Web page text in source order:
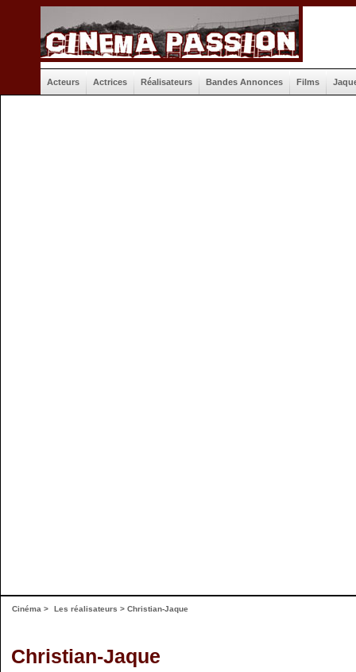
Acteurs Actrices Réalisateurs Bandes Annonces Films
Cinéma > Les réalisateurs > Christian-Jaque
Christian-Jaque